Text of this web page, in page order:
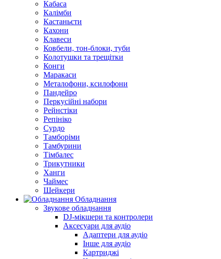
Кабаса
Калімби
Кастаньєти
Кахони
Клавеси
Ковбели, тон-блоки, туби
Колотушки та трещітки
Конги
Маракаси
Металофони, ксилофони
Пандейро
Перкусійні набори
Рейнстіки
Репініко
Сурдо
Тамборіми
Тамбурини
Тімбалес
Трикутники
Ханги
Чаймес
Шейкери
Обладнання
Звукове обладнання
DJ-мікшери та контролери
Аксесуари для аудіо
Адаптери для аудіо
Інше для аудіо
Картриджі